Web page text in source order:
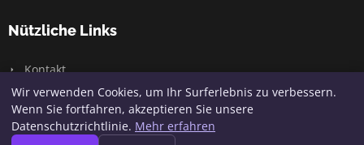
Nützliche Links
Kontakt
© 2026 Jaqq. Alle Rechte vorbehalten.
Wir verwenden Cookies, um Ihr Surferlebnis zu verbessern.
Wenn Sie fortfahren, akzeptieren Sie unsere
Datenschutzrichtlinie. Mehr erfahren